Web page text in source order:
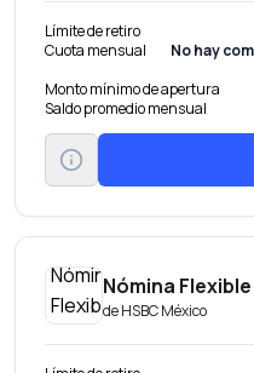
Límite de retiro
Cuota mensual
No hay
Monto mínimo de apertura
Saldo promedio mensual
Nómina Flexible
deHSBC México